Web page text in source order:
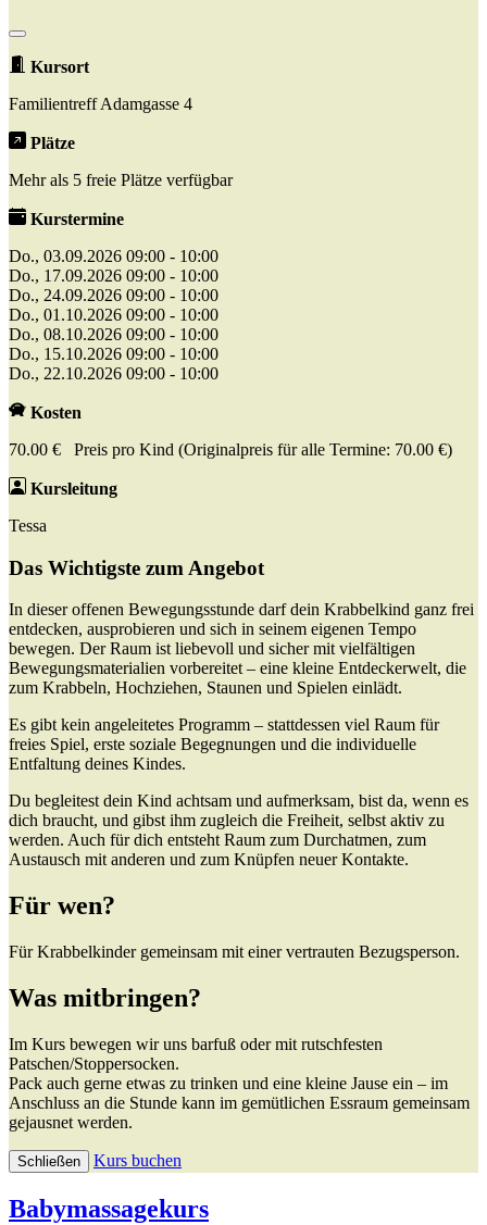
Kursort
Familientreff Adamgasse 4
Plätze
Mehr als 5 freie Plätze verfügbar
Kurstermine
Do., 03.09.2026 09:00 - 10:00
Do., 17.09.2026 09:00 - 10:00
Do., 24.09.2026 09:00 - 10:00
Do., 01.10.2026 09:00 - 10:00
Do., 08.10.2026 09:00 - 10:00
Do., 15.10.2026 09:00 - 10:00
Do., 22.10.2026 09:00 - 10:00
Kosten
70.00 € Preis pro Kind (Originalpreis für alle Termine: 70.00 €)
Kursleitung
Tessa
Das Wichtigste zum Angebot
In dieser offenen Bewegungsstunde darf dein Krabbelkind ganz frei
entdecken, ausprobieren und sich in seinem eigenen Tempo
bewegen. Der Raum ist liebevoll und sicher mit vielfältigen
Bewegungsmaterialien vorbereitet – eine kleine Entdeckerwelt, die
zum Krabbeln, Hochziehen, Staunen und Spielen einlädt.
Es gibt kein angeleitetes Programm – stattdessen viel Raum für
freies Spiel, erste soziale Begegnungen und die individuelle
Entfaltung deines Kindes.
Du begleitest dein Kind achtsam und aufmerksam, bist da, wenn es
dich braucht, und gibst ihm zugleich die Freiheit, selbst aktiv zu
werden. Auch für dich entsteht Raum zum Durchatmen, zum
Austausch mit anderen und zum Knüpfen neuer Kontakte.
Für wen?
Für Krabbelkinder gemeinsam mit einer vertrauten Bezugsperson.
Was mitbringen?
Im Kurs bewegen wir uns barfuß oder mit rutschfesten
Patschen/Stoppersocken.
Pack auch gerne etwas zu trinken und eine kleine Jause ein – im
Anschluss an die Stunde kann im gemütlichen Essraum gemeinsam
gejausnet werden.
Schließen Kurs buchen
Babymassagekurs